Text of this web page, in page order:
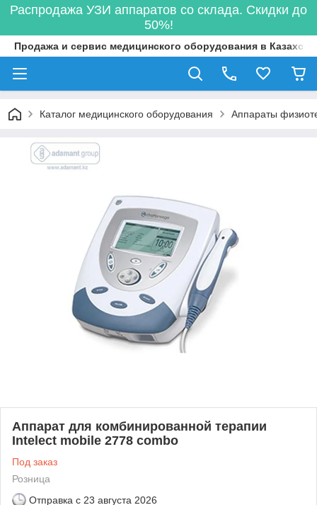
Распродажа УЗИ аппаратов со склада. Скидки до
50%!
Продажа и сервис медицинского оборудования в
Каталог медицинского оборудования Аппараты
Аппарат для комбинированной терапии
Intelect mobile 2778 combo
Под заказ
Розница
Отправка с 23 августа 2026